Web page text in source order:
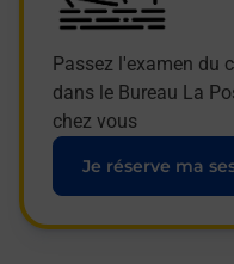
Passez l'examen du
dans le Bureau La
chez vous
Je réserve ma